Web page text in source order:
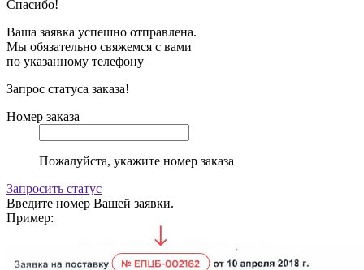
Спасибо!
Ваша заявка успешно отправлена.
Мы обязательно свяжемся с вами
по указанному телефону
Запрос статуса заказа!
Номер заказа
Пожалуйста, укажите номер заказа
Запросить статус
Введите номер Вашей заявки.
Пример: